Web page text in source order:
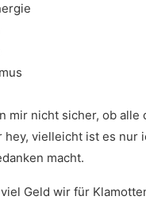
mir nicht sicher, ob alle
vielleicht ist es nur
macht.
Geld wir für